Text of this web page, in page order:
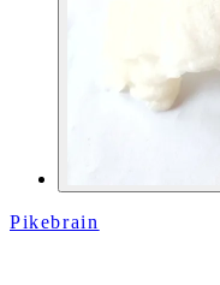
Pikebrain